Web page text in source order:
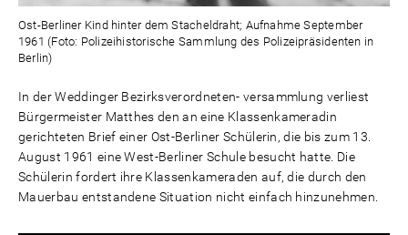
Ost-Berliner Kind hinter dem Stacheldraht; Aufnahme September
1961 (Foto: Polizeihistorische Sammlung des Polizeipräsidenten in
Berlin)
In der Weddinger Bezirksverordneten- versammlung verliest
Bürgermeister Matthes den an eine Klassenkameradin
gerichteten Brief einer Ost-Berliner Schülerin, die bis zum 13.
August 1961 eine West-Berliner Schule besucht hatte. Die
Schülerin fordert ihre Klassenkameraden auf, die durch den
Mauerbau entstandene Situation nicht einfach hinzunehmen.